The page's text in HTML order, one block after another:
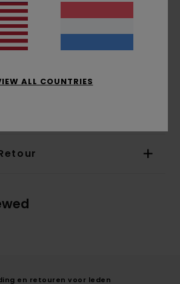
hals
mouwen
over het hoofd aan te trekken
logoetiket onderaan op
en retouren voor leden
ALL COUNTRIES